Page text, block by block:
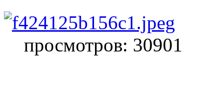
просмотров: 30901